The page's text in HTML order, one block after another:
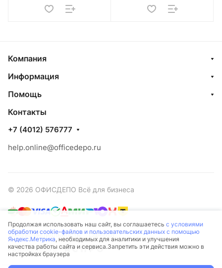
Компания
Информация
Помощь
Контакты
+7 (4012) 576777
help.online@officedepo.ru
© 2026 ОФИСДЕПО Всё для бизнеса
Конфиденциальность
Оферта
Разработано в
Продолжая использовать наш сайт, вы соглашаетесь с условиями
обработки cookie-файлов и пользовательских данных с помощью
Яндекс.Метрика, необходимых для аналитики и улучшения
качества работы сайта и сервиса.Запретить эти действия можно в
настройках браузера